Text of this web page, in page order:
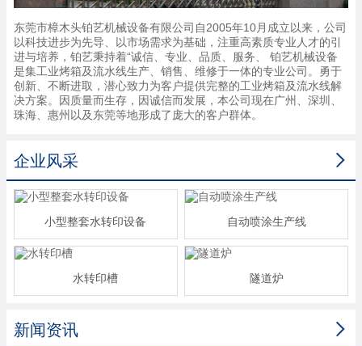
东莞市樟木头铂艺机械设备有限公司自2005年10月成立以来，公司
以科技进步为先导、以市场需求为基础，注重高素质专业人才的引
进与培养，铂艺秉持着“诚信、专业、品质、服务、 铂艺机械设备
是集工业烤箱及流水线生产、销售、维修于一体的专业公司。勇于
创新、不断进取，潜心致力为客户提供完整的工业烤箱及流水线解
决方案。因质量而生存，因诚信而发展，本公司现在广州、深圳、
珠海、惠州以及东莞等地形成了庞大的客户群体。

企业风采
小型整套水转印设备 自动喷涂生产线
水转印槽 隧道炉

新闻资讯